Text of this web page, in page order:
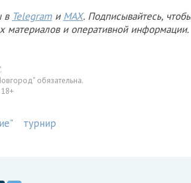
в Telegram и MAX. Подписывайтесь,
материалов и оперативной информации.
обязательна.
турнир